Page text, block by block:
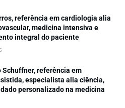
referência em cardiologia alia
medicina intensiva e
integral do paciente
Schuffner, referência em
especialista alia ciência,
personalizado na medicina